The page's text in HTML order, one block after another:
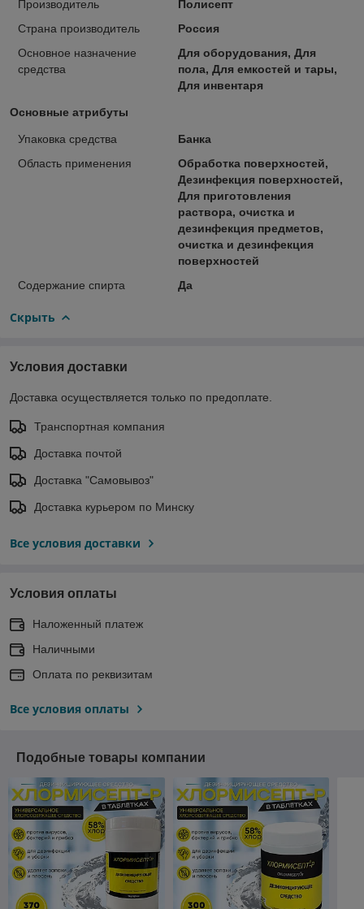
Производитель
Полисепт
Страна производитель
Россия
Основное назначение
средства
Для оборудования, Для
пола, Для емкостей и тары,
Для инвентаря
Основные атрибуты
Упаковка средства
Банка
Область применения
Обработка поверхностей,
Дезинфекция поверхностей,
Для приготовления
раствора, очистка и
дезинфекция предметов,
очистка и дезинфекция
поверхностей
Содержание спирта
Да
Скрыть
Условия доставки
Доставка осуществляется только по предоплате.
Транспортная компания
Доставка почтой
Доставка "Самовывоз"
Доставка курьером по Минску
Все условия доставки
Условия оплаты
Наложенный платеж
Наличными
Оплата по реквизитам
Все условия оплаты
Подобные товары компании